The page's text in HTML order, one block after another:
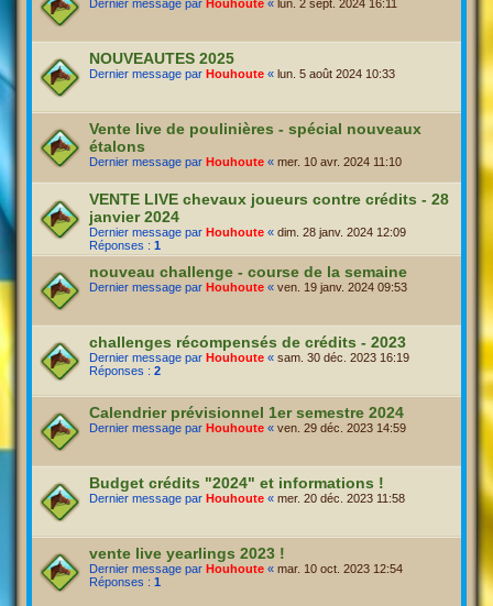
Dernier message par Houhoute « lun. 2 sept. 2024 16:11
NOUVEAUTES 2025
Dernier message par Houhoute « lun. 5 août 2024 10:33
Vente live de poulinières - spécial nouveaux
étalons
Dernier message par Houhoute « mer. 10 avr. 2024 11:10
VENTE LIVE chevaux joueurs contre crédits - 28
janvier 2024
Dernier message par Houhoute « dim. 28 janv. 2024 12:09
Réponses : 1
nouveau challenge - course de la semaine
Dernier message par Houhoute « ven. 19 janv. 2024 09:53
challenges récompensés de crédits - 2023
Dernier message par Houhoute « sam. 30 déc. 2023 16:19
Réponses : 2
Calendrier prévisionnel 1er semestre 2024
Dernier message par Houhoute « ven. 29 déc. 2023 14:59
Budget crédits "2024" et informations !
Dernier message par Houhoute « mer. 20 déc. 2023 11:58
vente live yearlings 2023 !
Dernier message par Houhoute « mar. 10 oct. 2023 12:54
Réponses : 1